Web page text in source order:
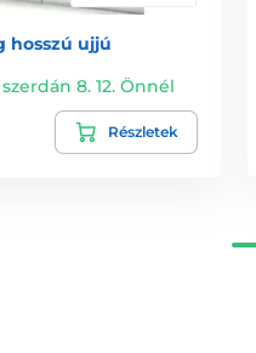
hosszú ujjú
szerdán 8. 12. Önnél
Részletek